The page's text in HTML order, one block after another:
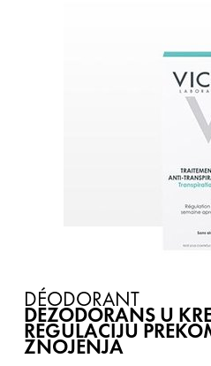
DÉODORANT
DEZODORANS U
REGULACIJU
ZNOJENJA